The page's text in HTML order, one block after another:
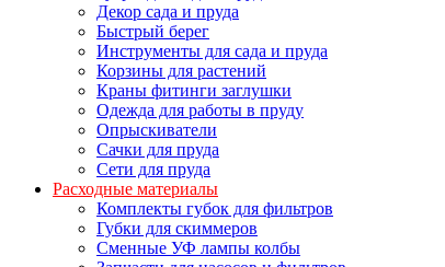
Декор сада и пруда
Быстрый берег
Инструменты для сада и пруда
Корзины для растений
Краны фитинги заглушки
Одежда для работы в пруду
Опрыскиватели
Сачки для пруда
Сети для пруда
Расходные материалы
Комплекты губок для фильтров
Губки для скиммеров
Сменные УФ лампы колбы